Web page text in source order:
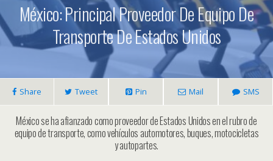
México: Principal Proveedor De Equipo De
Transporte De Estados Unidos
Share Tweet Pin Mail SMS
México se ha afianzado como proveedor de Estados Unidos en el rubro de
equipo de transporte, como vehículos automotores, buques, motocicletas
y autopartes.